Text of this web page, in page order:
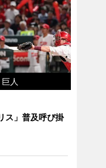
人
ス」普及呼び掛